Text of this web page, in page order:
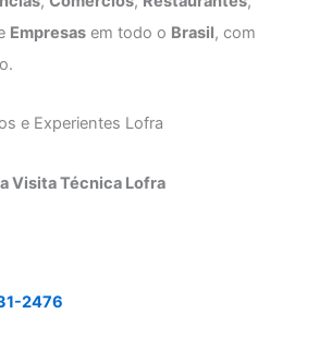
Empresas em todo o Brasil, com
e Experientes Lofra
Visita Técnica Lofra
2476